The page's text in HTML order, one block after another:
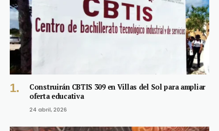
Construirán CBTIS 309 en Villas del Sol para ampliar
oferta educativa
24 abril, 2026